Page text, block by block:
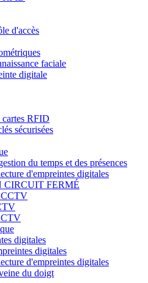
d'accès
faciale
digitale
cartes RFID
sécurisées
du temps et des présences
d'empreintes digitales
CIRCUIT FERMÉ
CCTV
digitales
digitales
d'empreintes digitales
du doigt